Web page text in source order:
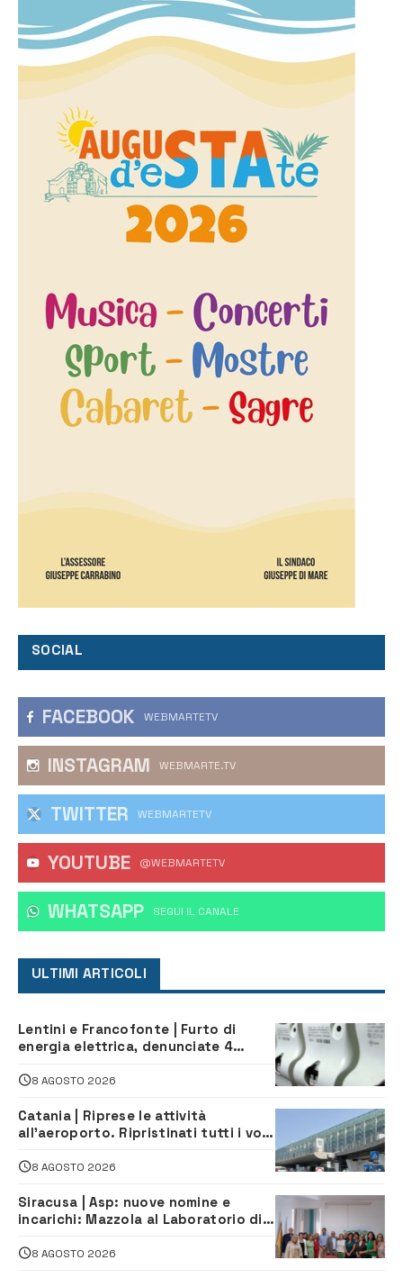
SOCIAL
FACEBOOK WEBMARTETV
INSTAGRAM WEBMARTE.TV
TWITTER WEBMARTETV
YOUTUBE @WEBMARTETV
WHATSAPP ‎SEGUI IL CANALE
ULTIMI ARTICOLI
Lentini e Francofonte | Furto di
energia elettrica, denunciate 4
8 AGOSTO 2026
Catania | Riprese le attività
all’aeroporto. Ripristinati tutti i voli
8 AGOSTO 2026
Siracusa | Asp: nuove nomine e
incarichi: Mazzola al Laboratorio di
Servizio Legale
8 AGOSTO 2026